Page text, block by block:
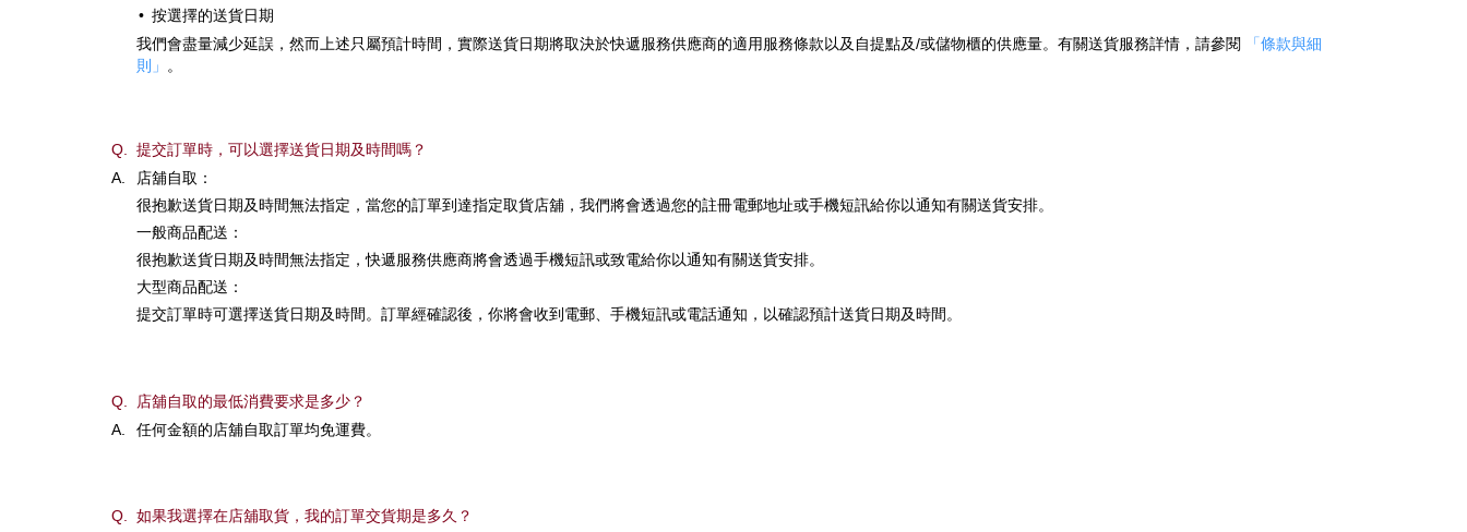
• 按選擇的送貨日期
我們會盡量減少延誤，然而上述只屬預計時間，實際送貨日期將取決於快遞服務供應商的適用服務條款以及自提點及/或儲物櫃的供應量。有關送貨服務詳情，請參閱
「條款與細
則」
。
Q.
提交訂單時，可以選擇送貨日期及時間嗎？
A.
店舖自取：
很抱歉送貨日期及時間無法指定，當您的訂單到達指定取貨店舖，我們將會透過您的註冊電郵地址或手機短訊給你以通知有關送貨安排。
一般商品配送：
很抱歉送貨日期及時間無法指定，快遞服務供應商將會透過手機短訊或致電給你以通知有關送貨安排。
大型商品配送：
提交訂單時可選擇送貨日期及時間。訂單經確認後，你將會收到電郵、手機短訊或電話通知，以確認預計送貨日期及時間。
Q.
店舖自取的最低消費要求是多少？
A.
任何金額的店舖自取訂單均免運費。
Q. 如果我選擇在店舖取貨，我的訂單交貨期是多久？